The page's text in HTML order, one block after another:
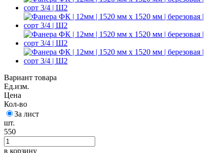
Вариант товара
Ед.изм.
Цена
Кол-во
За лист
шт.
550
в корзину